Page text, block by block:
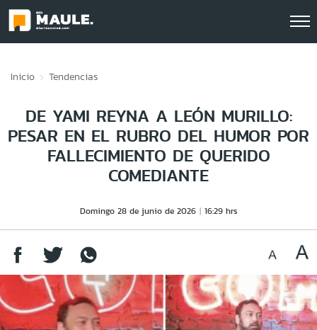
Inicio Tendencias
DE YAMI REYNA A LEÓN MURILLO:
PESAR EN EL RUBRO DEL HUMOR POR
FALLECIMIENTO DE QUERIDO
COMEDIANTE
Domingo 28 de junio de 2026 16:29 hrs